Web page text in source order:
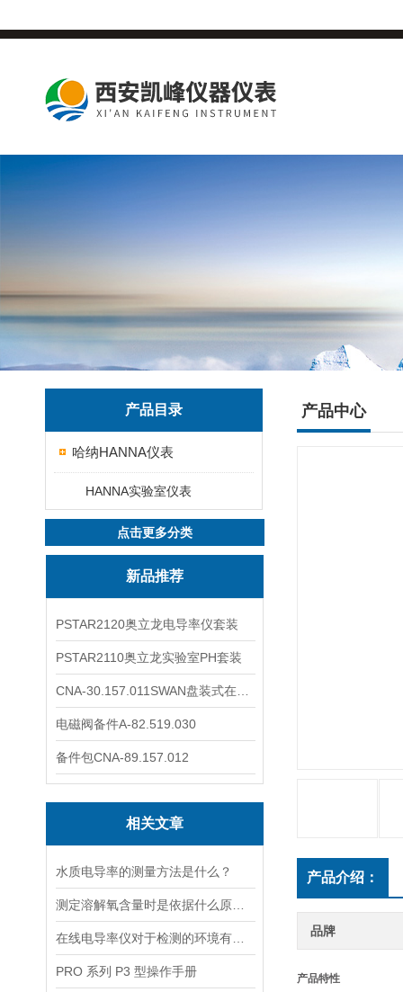
产品目录
哈纳HANNA仪表
HANNA实验室仪表
点击更多分类
新品推荐
PSTAR2120奥立龙电导率仪套装
PSTAR2110奥立龙实验室PH套装
电磁阀备件A-82.519.030
备件包CNA-89.157.012
相关文章
水质电导率的测量方法是什么？
PRO 系列 P3 型操作手册
产品中心
产品介绍：
品牌
产品特性